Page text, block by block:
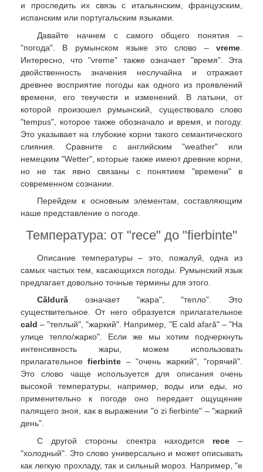
и проследить их связь с итальянским, французским,
испанским или португальским языками.
Давайте начнем с самого общего понятия –
"погода". В румынском языке это слово – vreme
Интересно, что "vreme" также означает "время". Эта
двойственность значения неслучайна и отражает
древнее восприятие погоды как одного из проявлений
времени, его текучести и изменений. В латыни, от
которой произошел румынский, существовало слово
"tempus", которое также обозначало и время, и погоду.
Это указывает на глубокие корни такого семантического
слияния. Сравните с английским "weather" или
немецким "Wetter", которые также имеют древние корни,
но не так явно связаны с понятием "времени" в
современном сознании.
Перейдем к основным элементам, составляющим
наше представление о погоде.
Температура: от "rece" до "fierbinte"
Описание температуры – это, пожалуй, одна из
самых частых тем, касающихся погоды. Румынский язык
предлагает довольно точные термины для этого.
Căldură означает "жара", "тепло". Это
существительное. От него образуется прилагательное
cald – "теплый", "жаркий". Например, "E cald afară" – "На
улице тепло/жарко". Если же мы хотим подчеркнуть
интенсивность жары, можем использовать
прилагательноеfierbinte – "очень жаркий", "горячий".
Это слово чаще используется для описания очень
высокой температуры, например, воды или еды, но
применительно к погоде оно передает ощущение
палящего зноя, как в выражении "o zi fierbinte" – "жаркий
день".
С другой стороны спектра находится rece–
"холодный". Это слово универсально и может описывать
как легкую прохладу, так и сильный мороз. Например, "e